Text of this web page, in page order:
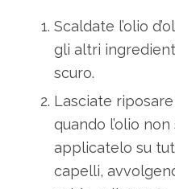
Scaldate l’olio
gli altri
scuro.
Lasciate
quando l’olio
applicatelo su
capelli,